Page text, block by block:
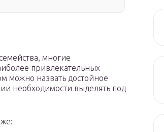
многие
привлекательных
можно назвать достойное
необходимости выделять под